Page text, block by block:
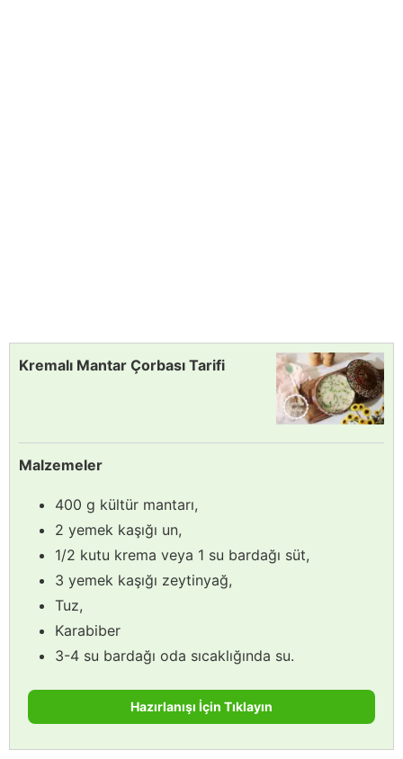
Kremalı Mantar Çorbası Tarifi
Malzemeler
400 g kültür mantarı,
2 yemek kaşığı un,
1/2 kutu krema veya 1 su bardağı süt,
3 yemek kaşığı zeytinyağ,
Tuz,
Karabiber
3-4 su bardağı oda sıcaklığında su.
Hazırlanışı İçin Tıklayın